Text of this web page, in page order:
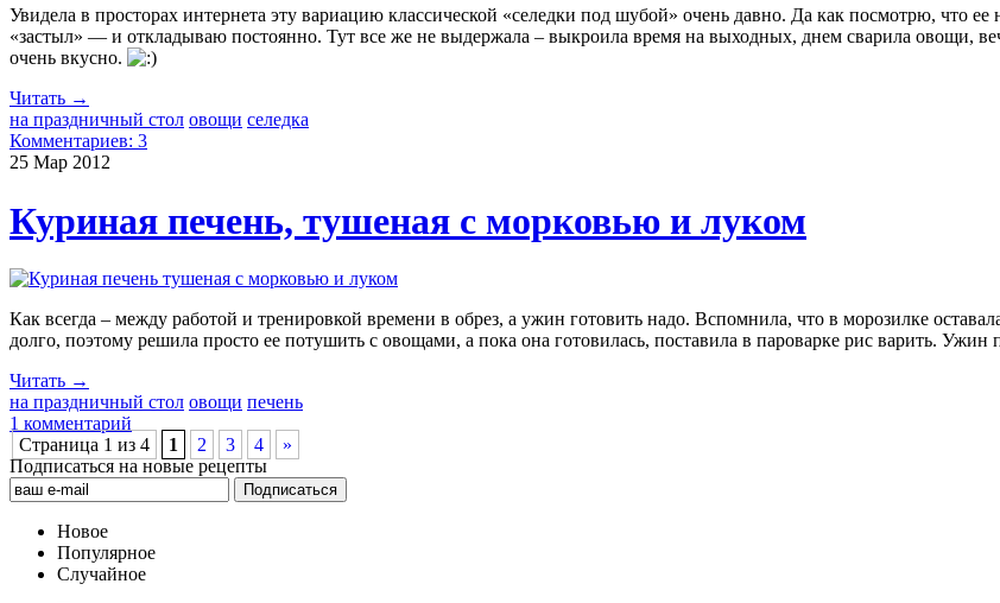
Увидела в просторах интернета эту вариацию классической «селедки под шубой» очень давно. Да как посмотрю, что
«застыл» — и откладываю постоянно. Тут все же не выдержала – выкроила время на выходных, днем сварила овощи,
очень вкусно.
Читать →
на праздничный стол овощи селедка
Комментариев: 3
25 Мар 2012
Куриная печень, тушеная с морковью и луком
Как всегда – между работой и тренировкой времени в обрез, а ужин готовить надо. Вспомнила, что в морозилке
долго, поэтому решила просто ее потушить с овощами, а пока она готовилась, поставила в пароварке рис варить.
Читать →
на праздничный стол овощи печень
1 комментарий
Страница 1 из 4
1 2 3 4
»
Подписаться на новые рецепты
Новое
Популярное
Случайное